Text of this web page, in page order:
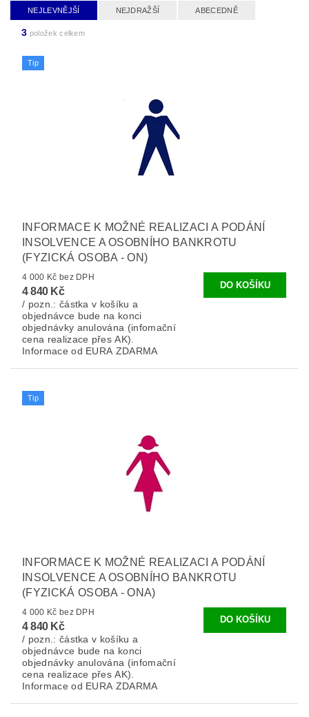
NEJLEVNĚJŠÍ NEJDRAŽŠÍ ABECEDNĚ
3 položek celkem
Tip
INFORMACE K MOŽNÉ REALIZACI A PODÁNÍ
INSOLVENCE A OSOBNÍHO BANKROTU
(FYZICKÁ OSOBA - ON)
4 000 Kč bez DPH
4 840 Kč
/ pozn.: částka v košíku a
objednávce bude na konci
objednávky anulována (infomační
cena realizace přes AK).
Informace od EURA ZDARMA
Tip
INFORMACE K MOŽNÉ REALIZACI A PODÁNÍ
INSOLVENCE A OSOBNÍHO BANKROTU
(FYZICKÁ OSOBA - ONA)
4 000 Kč bez DPH
4 840 Kč
/ pozn.: částka v košíku a
objednávce bude na konci
objednávky anulována (infomační
cena realizace přes AK).
Informace od EURA ZDARMA